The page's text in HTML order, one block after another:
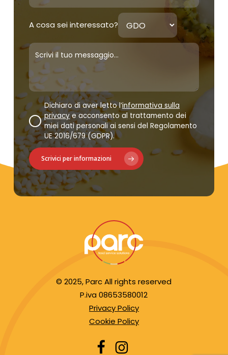
A cosa sei interessato?
Dichiaro di aver letto l’informativa sulla
privacye acconsento al trattamento dei
miei dati personali ai sensi del Regolamento
UE 2016/679 (GDPR).
Scrivici per informazioni
© 2025, Parc All rights reserved
P.iva 08653580012
Privacy Policy
Cookie Policy